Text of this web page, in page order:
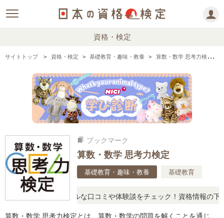
資格・検定
サイトトップ 資格・検定 基礎教育・趣味・教養 算数・数学 思考力検定の情報まとめ・口コミ・体験談
bookmarks ブックマーク
算数・数学 思考力検定
基礎教育・趣味・教養 基礎教育
思ったら、リアルな口コミや体験談をチェック！資格情報の下から
算数・数学 思考力検定とは、算数・数学の問題を解くことを通じ